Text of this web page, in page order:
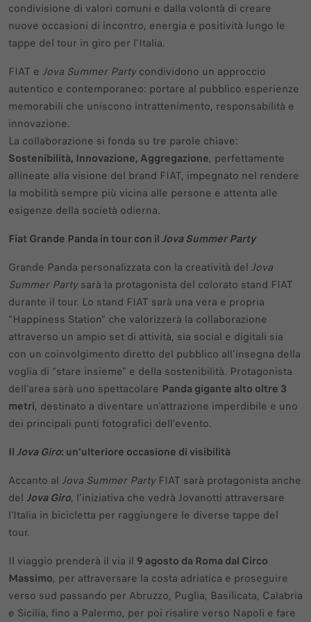
condivisione di valori comuni e dalla volontà di creare
nuove occasioni di incontro, energia e positività lungo le
tappe del tour in giro per l’Italia.
FIAT e Jova Summer Partycondividono un approccio
autentico e contemporaneo: portare al pubblico esperienze
memorabili che uniscono intrattenimento, responsabilità e
innovazione.
La collaborazione si fonda su tre parole chiave:
Sostenibilità, Innovazione, Aggregazione, perfettamente
allineate alla visione del brand FIAT, impegnato nel rendere
la mobilità sempre più vicina alle persone e attenta alle
esigenze della società odierna.
Fiat Grande Panda in tour con ilJova Summer Party
Grande Panda personalizzata con la creatività del Jova
Summer Partysarà la protagonista del colorato stand FIAT
durante il tour. Lo stand FIAT sarà una vera e propria
“Happiness Station” che valorizzerà la collaborazione
attraverso un ampio set di attività, sia social e digitali sia
con un coinvolgimento diretto del pubblico all’insegna della
voglia di “stare insieme” e della sostenibilità. Protagonista
dell'area sarà uno spettacolare Panda gigante alto oltre 3
metri, destinato a diventare un'attrazione imperdibile e uno
dei principali punti fotografici dell'evento.
IlJova Giro: un'ulteriore occasione di visibilità
Accanto al Jova Summer PartyFIAT sarà protagonista anche
del Jova Giro, l’iniziativa che vedrà Jovanotti attraversare
l'Italia in bicicletta per raggiungere le diverse tappe del
tour.
Il viaggio prenderà il via il 9 agosto da Roma dal Circo
Massimo, per attraversare la costa adriatica e proseguire
verso sud passando per Abruzzo, Puglia, Basilicata, Calabria
e Sicilia, fino a Palermo, per poi risalire verso Napoli e fare